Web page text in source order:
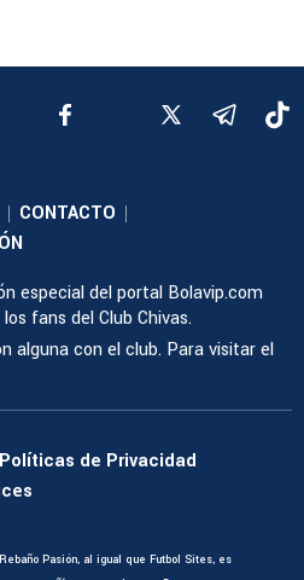
| CONTACTO |
especial del portal Bolavip.com
fans del Club Chivas.
alguna con el club. Para visitar el
Políticas de Privacidad
Rebaño Pasión, al igual que Futbol Sites, es